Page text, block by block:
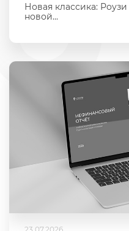
Новая классика:
новой...